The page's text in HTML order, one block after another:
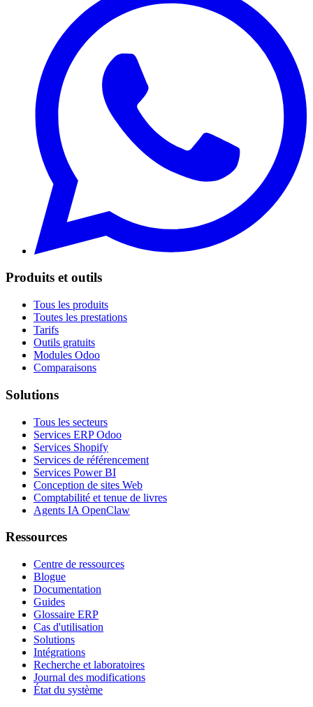
Produits et outils
Tous les produits
Toutes les prestations
Tarifs
Outils gratuits
Modules Odoo
Comparaisons
Solutions
Tous les secteurs
Services ERP Odoo
Services Shopify
Services de référencement
Services Power BI
Conception de sites Web
Comptabilité et tenue de livres
Agents IA OpenClaw
Ressources
Centre de ressources
Blogue
Documentation
Guides
Glossaire ERP
Cas d'utilisation
Solutions
Intégrations
Recherche et laboratoires
Journal des modifications
État du système